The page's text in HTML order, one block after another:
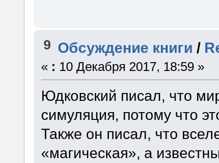
9 Обсуждение книги /
« : 10 Декабря 2017, 18:59 »
Юдковский писал, что
симуляция, потому что
Также он писал, что
«магическая», а